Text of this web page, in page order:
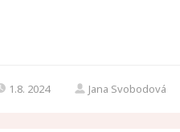
1.8. 2024 Jana Svobodová